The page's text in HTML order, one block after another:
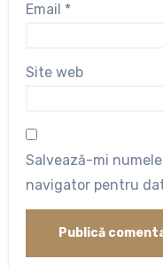
Email *
Site web
Salvează-mi
navigator pentru